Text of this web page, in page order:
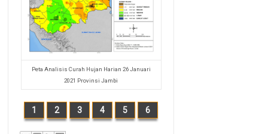
Peta Analisis Curah Hujan Harian 26 Januari
2021 Provinsi Jambi
1 2 3 4 5 6